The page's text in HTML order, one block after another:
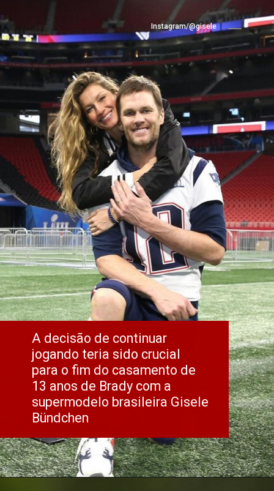
A decisão de continuar
jogando teria sido crucial
para o fim do casamento de
13 anos de Brady com a
supermodelo brasileira Gisele
Bündchen
Instagram/@gisele